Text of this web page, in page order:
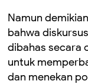
Namun
bahwa
dibahas secara
untuk
dan menekan